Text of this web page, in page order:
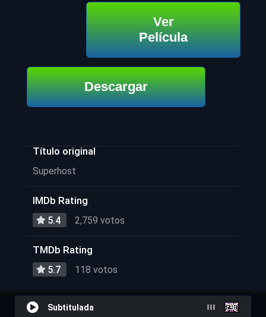
Ver
Película
Descargar
Título original
Superhost
IMDb Rating
5.4 2,759 votos
TMDb Rating
5.7 118 votos
Subtitulada